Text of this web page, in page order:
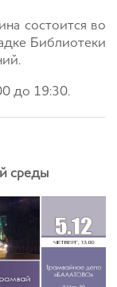
состоится во
Библиотеки
до 19:30.
среды